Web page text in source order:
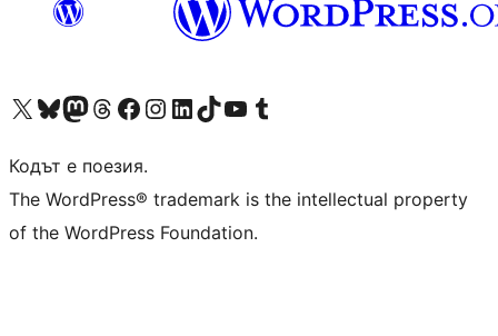
Visit our X (formerly Twitter) account
Visit our Bluesky account
Visit our Mastodon account
Visit our Threads account
Посетете нашата страница във Facebook
Посетете нашия профил в Instagram
Посетете нашия профил в LinkedIn
Visit our TikTok account
Visit our YouTube channel
Visit our Tumblr account
Кодът е поезия.
The WordPress® trademark is the intellectual property
of the WordPress Foundation.